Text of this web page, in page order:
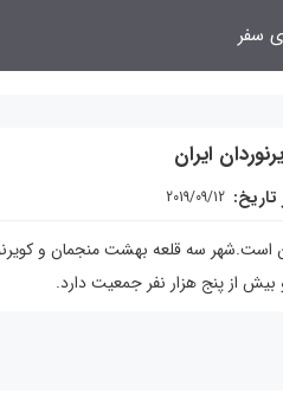
سفر
ايران
تاریخ: 2019/09/12
است.شهر سه قلعه بهشت منجمان و
از پنج هزار نفر جمعيت دارد.